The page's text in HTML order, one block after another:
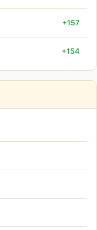
+157
+154